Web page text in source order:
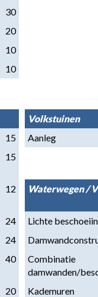
30
20
10
10
Volkstuinen
15
Aanleg
15
12 Waterwegen /
24
Lichte
24
40
Combinatie
damwanden/
20
Kademuren